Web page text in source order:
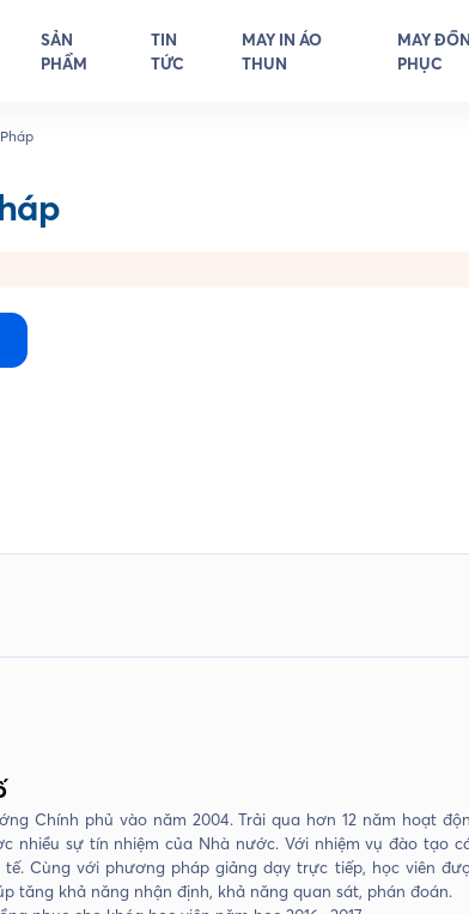
SẢN
PHẨM
TIN
TỨC
MAY IN ÁO
THUN
MAY
PHỤC
Chính phủ vào năm 2004. Trải qua hơn 12 năm hoạt
nhiều sự tín nhiệm của Nhà nước. Với nhiệm vụ đào tạo
Cùng với phương pháp giảng dạy trực tiếp, học viên
tăng khả năng nhận định, khả năng quan sát, phán đoán.